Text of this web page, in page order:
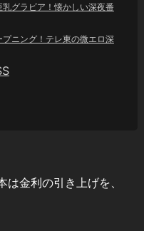
グラビア！懐かしい深夜番
ニング！テレ東の微エロ深
は金利の引き上げを、